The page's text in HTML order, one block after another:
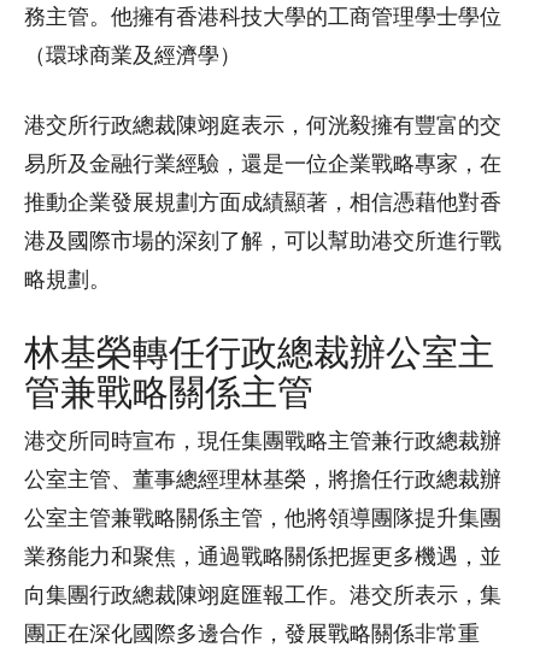
務主管。他擁有香港科技大學的工商管理學士學位
（環球商業及經濟學）
港交所行政總裁陳翊庭表示，何洸毅擁有豐富的交
易所及金融行業經驗，還是一位企業戰略專家，在
推動企業發展規劃方面成績顯著，相信憑藉他對香
港及國際市場的深刻了解，可以幫助港交所進行戰
略規劃。
林基榮轉任行政總裁辦公室主
管兼戰略關係主管
港交所同時宣布，現任集團戰略主管兼行政總裁辦
公室主管、董事總經理林基榮，將擔任行政總裁辦
公室主管兼戰略關係主管，他將領導團隊提升集團
業務能力和聚焦，通過戰略關係把握更多機遇，並
向集團行政總裁陳翊庭匯報工作。港交所表示，集
團正在深化國際多邊合作，發展戰略關係非常重